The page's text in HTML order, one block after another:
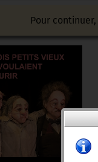
Pour